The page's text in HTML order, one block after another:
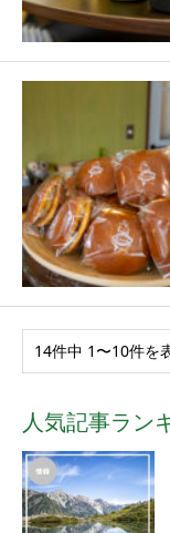
14件中 1〜10件を
人気記事ラン